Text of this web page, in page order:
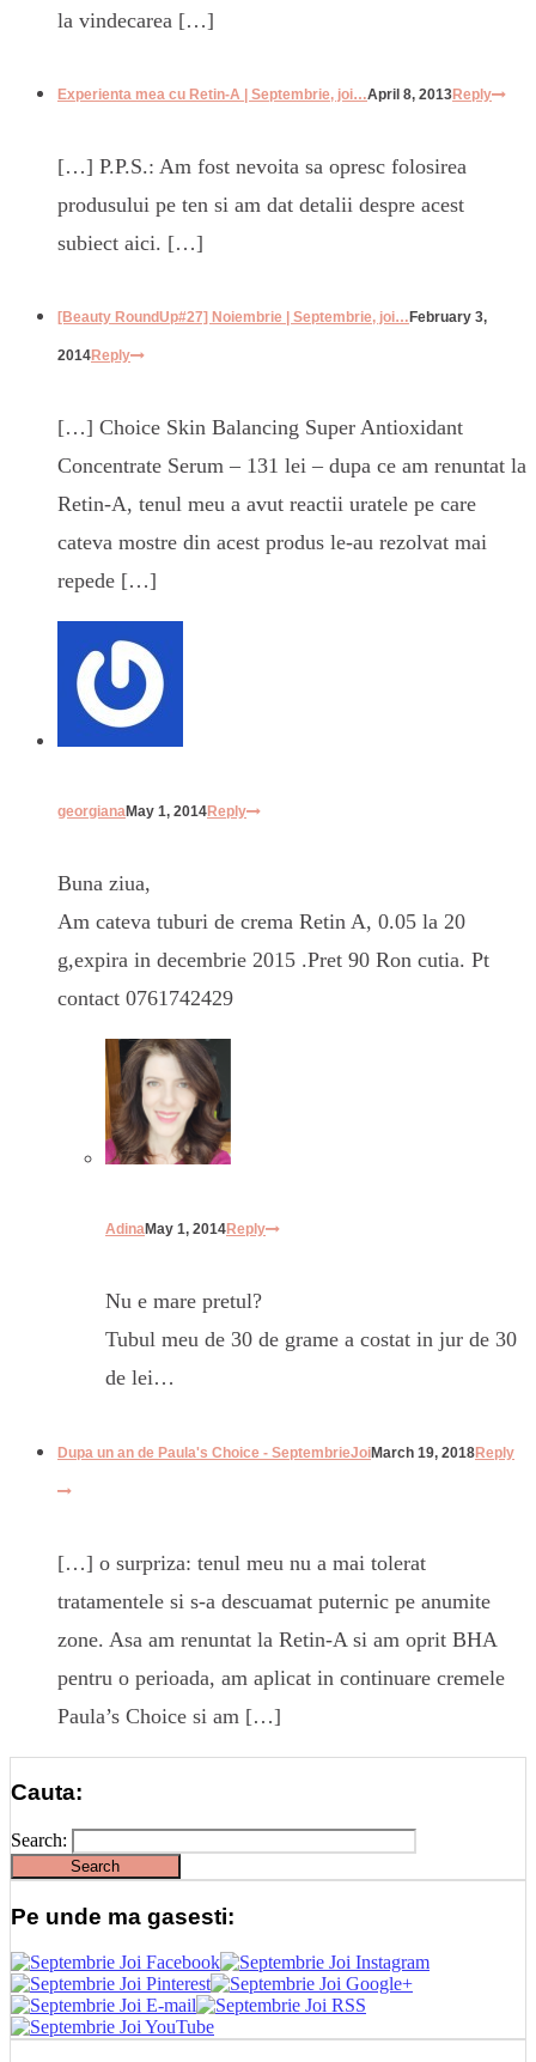
la vindecarea […]
Experienta mea cu Retin-A | Septembrie, joi…April 8, 2013Reply
[…] P.P.S.: Am fost nevoita sa opresc folosirea
produsului pe ten si am dat detalii despre acest
subiect aici. […]
[Beauty RoundUp#27] Noiembrie | Septembrie, joi… February 3,
2014Reply
[…] Choice Skin Balancing Super Antioxidant
Concentrate Serum – 131 lei – dupa ce am renuntat la
Retin-A, tenul meu a avut reactii uratele pe care
cateva mostre din acest produs le-au rezolvat mai
repede […]
georgianaMay 1, 2014Reply
Buna ziua,
Am cateva tuburi de crema Retin A, 0.05 la 20
g,expira in decembrie 2015 .Pret 90 Ron cutia. Pt
contact 0761742429
AdinaMay 1, 2014Reply
Nu e mare pretul?
Tubul meu de 30 de grame a costat in jur de 30
de lei…
Dupa un an de Paula's Choice - SeptembrieJoiMarch 19, 2018Reply
[…] o surpriza: tenul meu nu a mai tolerat
tratamentele si s-a descuamat puternic pe anumite
zone. Asa am renuntat la Retin-A si am oprit BHA
pentru o perioada, am aplicat in continuare cremele
Paula’s Choice si am […]
Cauta:
Search:
Pe unde ma gasesti: